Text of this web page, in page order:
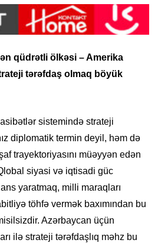
qüdrətli ölkəsi – Amerika
tərəfdaş olmaq böyük
sistemində strateji
diplomatik termin deyil, həm də
trayektoriyasını müəyyən edən
siyasi və iqtisadi güc
yaratmaq, milli maraqları
töhfə vermək baxımından bu
Azərbaycan üçün
ilə strateji tərəfdaşlıq məhz bu